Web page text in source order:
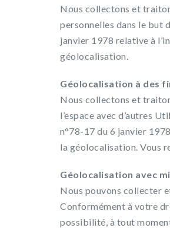
Nous collectons et
personnelles dans le but
janvier 1978 relative à
géolocalisation.
Géolocalisation à des
Nous collectons et
l’espace avec d’autres
n°78-17 du 6 janvier
la géolocalisation. Vous
Géolocalisation avec
Nous pouvons collecter
Conformément à votre
possibilité, à tout